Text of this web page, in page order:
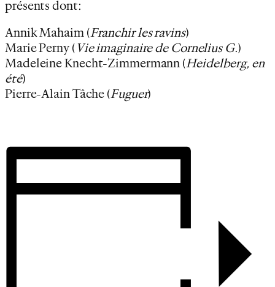
présents dont:
Annik Mahaim (Franchir les ravins)
Marie Perny ( Vie imaginaire de Cornelius G.)
Madeleine Knecht-Zimmermann (Heidelberg, en
été)
Pierre-Alain Tâche (Fuguer)